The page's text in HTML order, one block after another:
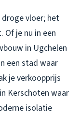
droge vloer; het
Of je nu in een
in Ugchelen
een stad waar
je verkoopprijs
Kerschoten waar
isolatie